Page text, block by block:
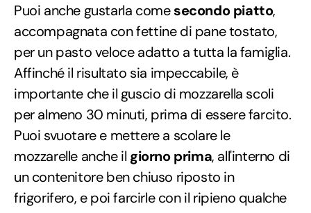
Puoi anche gustarla comesecondo piatto,
accompagnata con fettine di pane tostato,
per un pasto veloce adatto a tutta la famiglia.
Affinché il risultato sia impeccabile, è
importante che il guscio di mozzarella scoli
per almeno 30 minuti, prima di essere farcito.
Puoi svuotare e mettere a scolare le
mozzarelle anche il giorno prima, all'interno di
un contenitore ben chiuso riposto in
frigorifero, e poi farcirle con il ripieno qualche